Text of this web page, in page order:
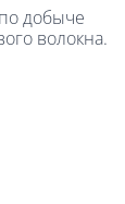
добыче
волокна.